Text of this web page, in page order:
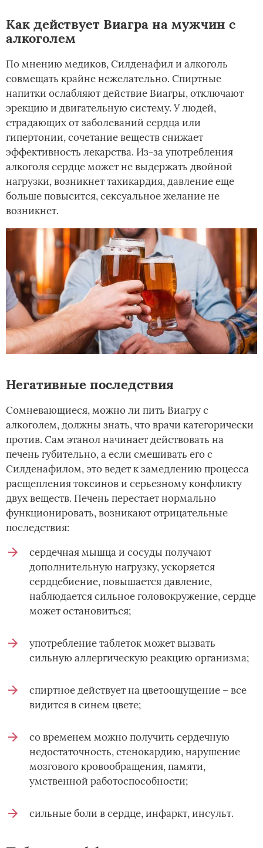
Как действует Виагра на мужчин с
алкоголем
По мнению медиков, Силденафил и алкоголь
совмещать крайне нежелательно. Спиртные
напитки ослабляют действие Виагры, отключают
эрекцию и двигательную систему. У людей,
страдающих от заболеваний сердца или
гипертонии, сочетание веществ снижает
эффективность лекарства. Из-за употребления
алкоголя сердце может не выдержать двойной
нагрузки, возникнет тахикардия, давление еще
больше повысится, сексуальное желание не
возникнет.
Негативные последствия
Сомневающиеся, можно ли пить Виагру с
алкоголем, должны знать, что врачи категорически
против. Сам этанол начинает действовать на
печень губительно, а если смешивать его с
Силденафилом, это ведет к замедлению процесса
расщепления токсинов и серьезному конфликту
двух веществ. Печень перестает нормально
функционировать, возникают отрицательные
последствия:
сердечная мышца и сосуды получают
дополнительную нагрузку, ускоряется
сердцебиение, повышается давление,
наблюдается сильное головокружение, сердце
может остановиться;
употребление таблеток может вызвать
сильную аллергическую реакцию организма;
спиртное действует на цветоощущение – все
видится в синем цвете;
со временем можно получить сердечную
недостаточность, стенокардию, нарушение
мозгового кровообращения, памяти,
умственной работоспособности;
сильные боли в сердце, инфаркт, инсульт.